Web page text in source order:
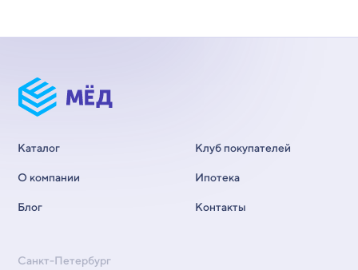
Каталог
О компании
Блог
Клуб покупателей
Ипотека
Контакты
Санкт-Петербург